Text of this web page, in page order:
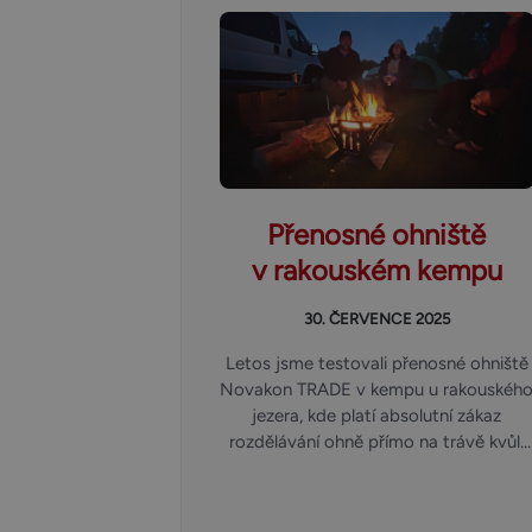
Přenosné ohniště
v rakouském kempu
30. ČERVENCE 2025
Letos jsme testovali přenosné ohniště
Novakon TRADE v kempu u
jezera, kde platí absolutní zákaz
rozdělávání ohně přímo na trávě kvůli